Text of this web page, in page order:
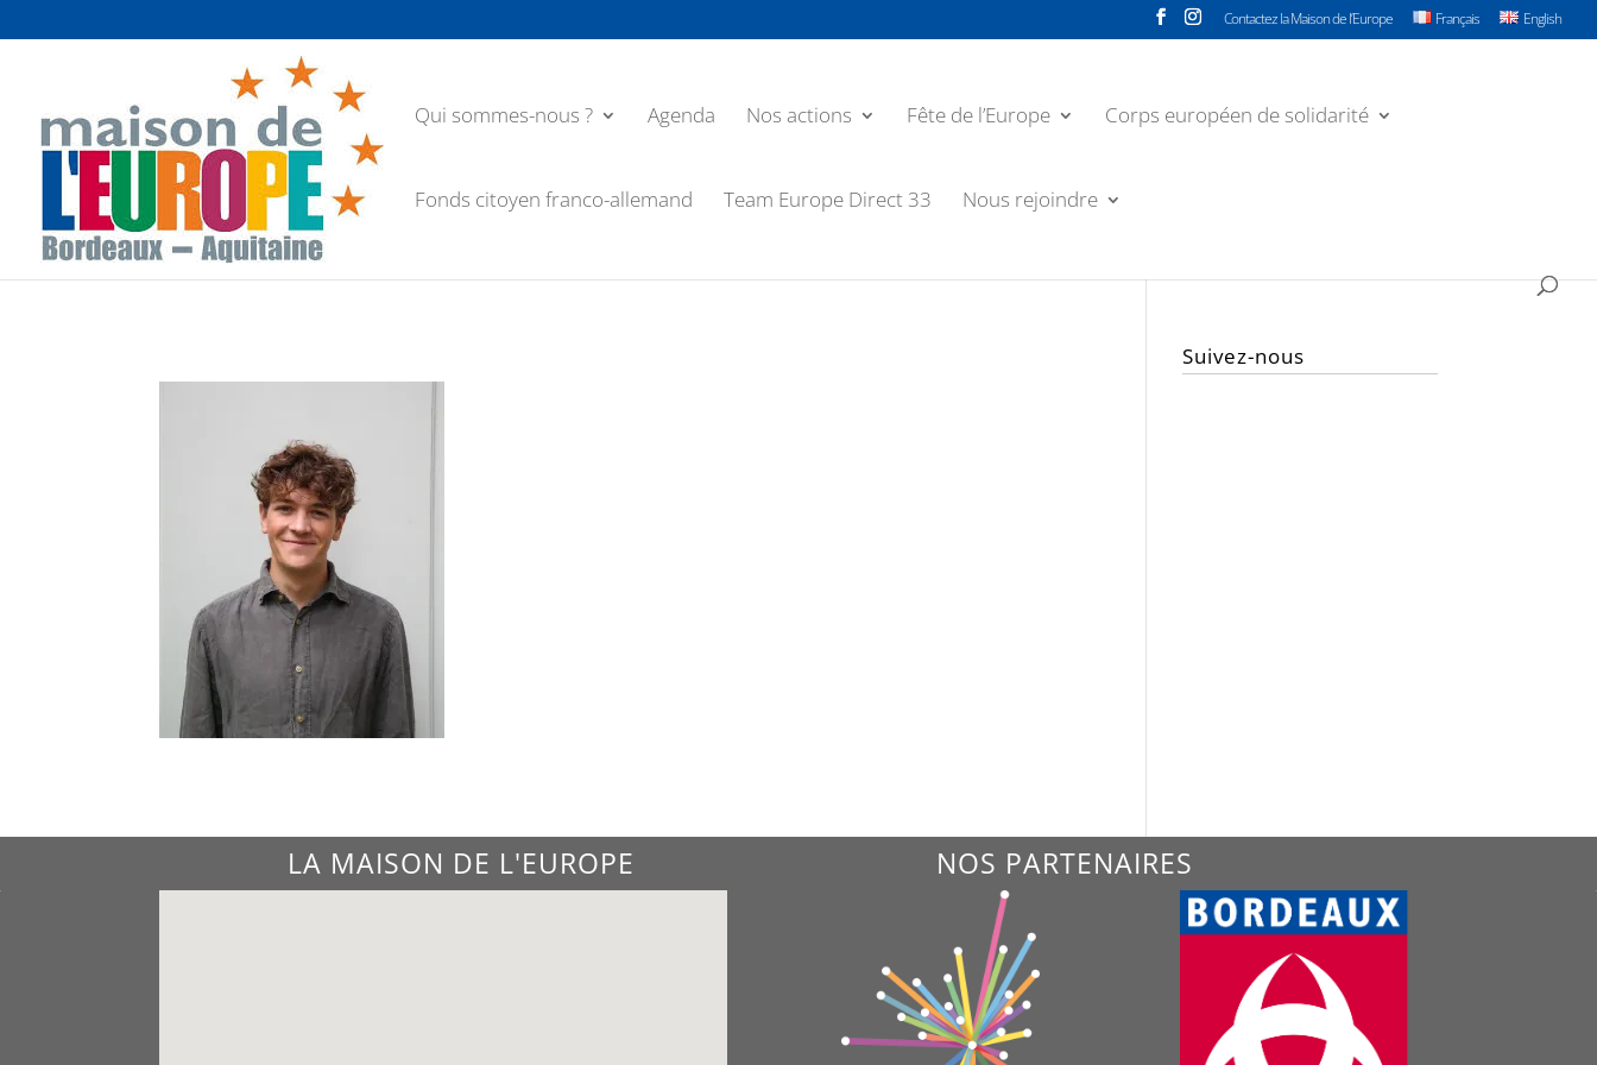
Contactez la Maison de l’Europe Français English
Qui sommes-nous ? Agenda Nos actions Fête de l’Europe Corps européen de solidarité
Fonds citoyen franco-allemand Team Europe Direct 33 Nous rejoindre
Suivez-nous
LA MAISON DE L'EUROPE NOS PARTENAIRES